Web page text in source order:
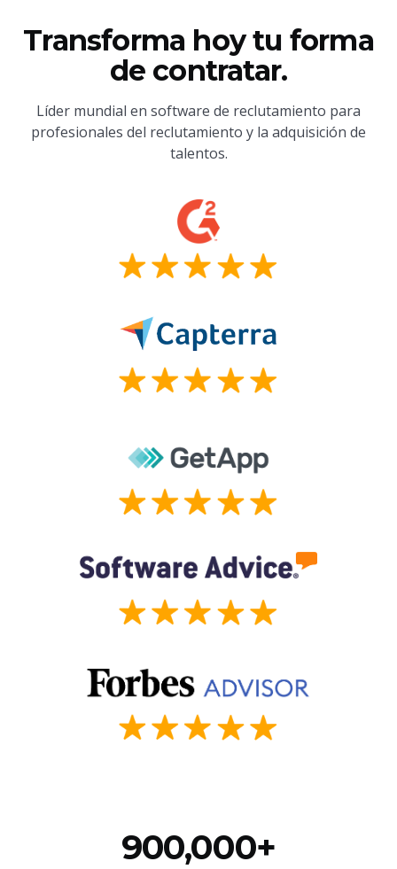
Transforma hoy tu forma
de contratar.
Líder mundial en software de reclutamiento para
profesionales del reclutamiento y la adquisición de
talentos.
900,000+